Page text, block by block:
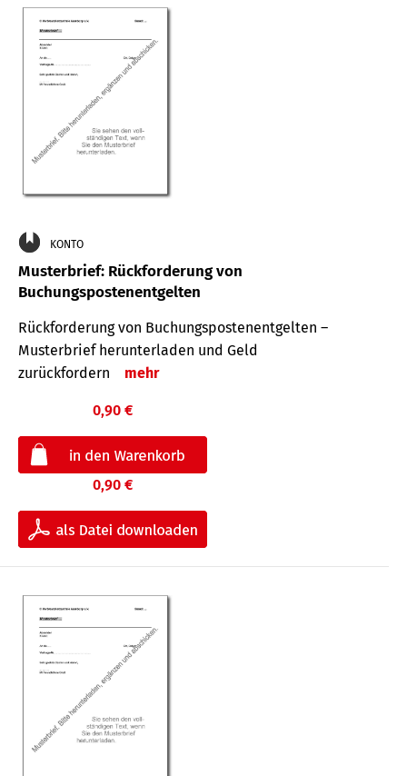
KONTO
Musterbrief: Rückforderung von
Buchungspostenentgelten
Rückforderung von Buchungspostenentgelten –
Musterbrief herunterladen und Geld
zurückfordern
mehr
0,90 €
0,90 €